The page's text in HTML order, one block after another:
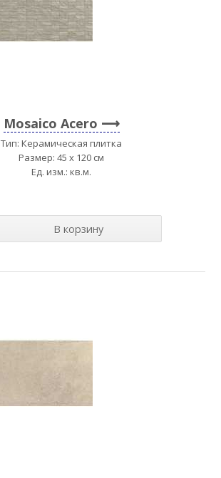
Mosaico Acero
Тип: Керамическая плитка
Размер: 45 x 120 см
Ед. изм.: кв.м.